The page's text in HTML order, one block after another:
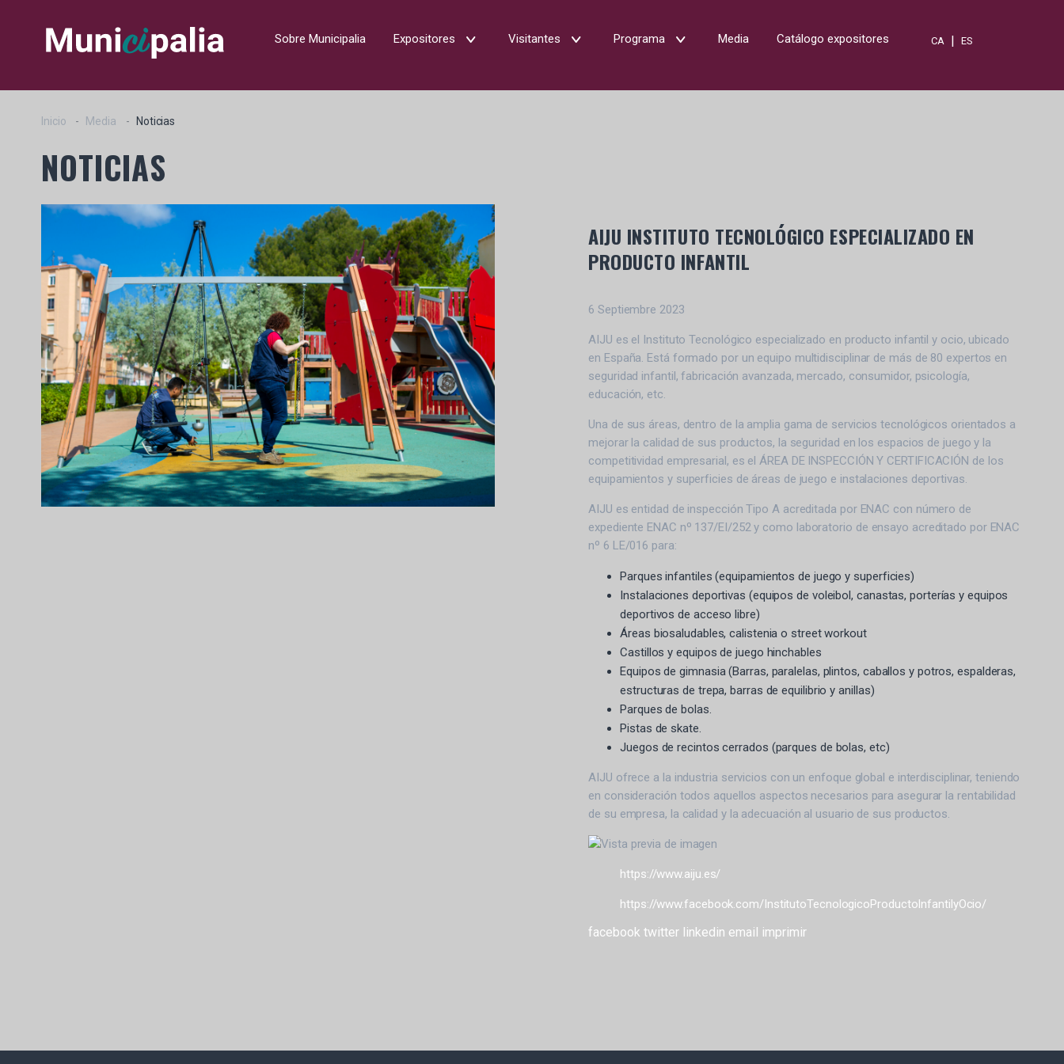
Sobre Municipalia Expositores Visitantes Programa Media Catálogo expositores CA |ES
Inicio Media Noticias
NOTICIAS
AIJU INSTITUTO TECNOLÓGICO ESPECIALIZADO EN
PRODUCTO INFANTIL
6 Septiembre 2023
AIJU es el Instituto Tecnológico especializado en producto infantil y ocio, ubicado
en España. Está formado por un equipo multidisciplinar de más de 80 expertos en
seguridad infantil, fabricación avanzada, mercado, consumidor, psicología,
educación, etc.
Una de sus áreas, dentro de la amplia gama de servicios tecnológicos orientados a
mejorar la calidad de sus productos, la seguridad en los espacios de juego y la
competitividad empresarial, es el ÁREA DE INSPECCIÓN Y CERTIFICACIÓN de los
equipamientos y superficies de áreas de juego e instalaciones deportivas.
AIJU es entidad de inspección Tipo A acreditada por ENAC con número de
expediente ENAC nº 137/EI/252 y como laboratorio de ensayo acreditado por ENAC
nº 6 LE/016 para:
Parques infantiles (equipamientos de juego y superficies)
Instalaciones deportivas (equipos de voleibol, canastas, porterías y equipos
deportivos de acceso libre)
Áreas biosaludables, calistenia o street workout
Castillos y equipos de juego hinchables
Equipos de gimnasia (Barras, paralelas, plintos, caballos y potros, espalderas,
estructuras de trepa, barras de equilibrio y anillas)
Parques de bolas.
Pistas de skate.
Juegos de recintos cerrados (parques de bolas, etc)
AIJU ofrece a la industria servicios con un enfoque global e interdisciplinar, teniendo
en consideración todos aquellos aspectos necesarios para asegurar la rentabilidad
de su empresa, la calidad y la adecuación al usuario de sus productos.
https://www.aiju.es/
https://www.facebook.com/InstitutoTecnologicoProductoInfantilyOcio/
facebook twitter linkedin email imprimir